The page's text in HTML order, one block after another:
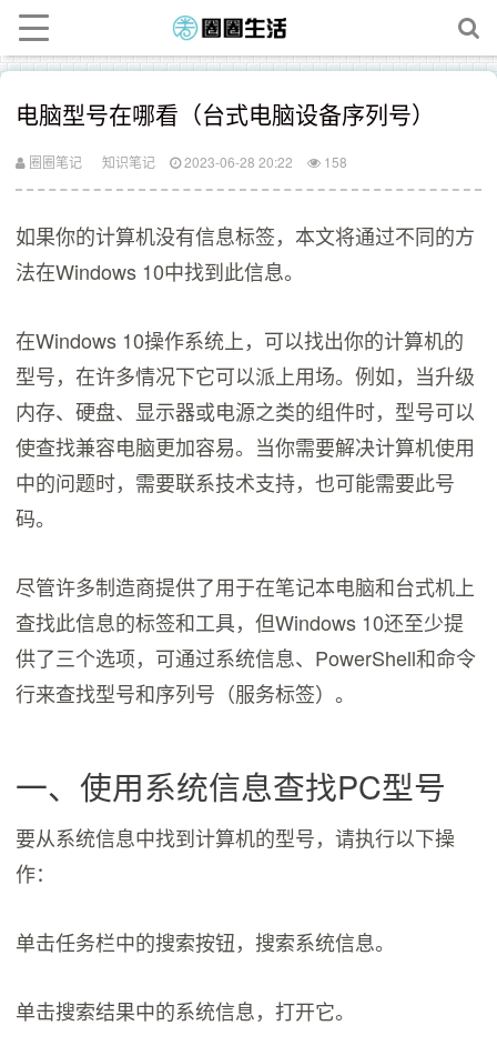
电脑型号在哪看（台式电脑设备序列号）
圈圈笔记 知识笔记 2023-06-28 20:22 158
如果你的计算机没有信息标签，本文将通过不同的方
法在Windows 10中找到此信息。
在Windows 10操作系统上，可以找出你的计算机的
型号，在许多情况下它可以派上用场。例如，当升级
内存、硬盘、显示器或电源之类的组件时，型号可以
使查找兼容电脑更加容易。当你需要解决计算机使用
中的问题时，需要联系技术支持，也可能需要此号
码。
尽管许多制造商提供了用于在笔记本电脑和台式机上
查找此信息的标签和工具，但Windows 10还至少提
供了三个选项，可通过系统信息、PowerShell和命令
行来查找型号和序列号（服务标签）。
一、使用系统信息查找PC型号
要从系统信息中找到计算机的型号，请执行以下操
作：
单击任务栏中的搜索按钮，搜索系统信息。
单击搜索结果中的系统信息，打开它。